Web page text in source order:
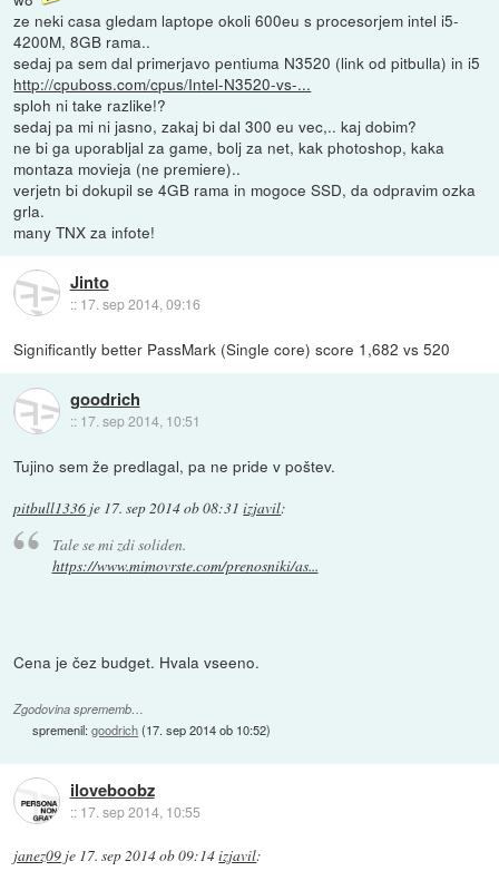
ze neki casa gledam laptope okoli 600eu s procesorjem intel i5-
4200M, 8GB rama..
sedaj pa sem dal primerjavo pentiuma N3520 (link od pitbulla) in i5
http://cpuboss.com/cpus/Intel-N3520-vs-...
sploh ni take razlike!?
sedaj pa mi ni jasno, zakaj bi dal 300 eu vec,.. kaj dobim?
ne bi ga uporabljal za game, bolj za net, kak photoshop, kaka
montaza movieja (ne premiere)..
verjetn bi dokupil se 4GB rama in mogoce SSD, da odpravim ozka
grla.
many TNX za infote!
Jinto
:: 17. sep 2014, 09:16
Significantly better PassMark (Single core) score 1,682 vs 520
goodrich
:: 17. sep 2014, 10:51
Tujino sem že predlagal, pa ne pride v poštev.
pitbull1336 je 17. sep 2014 ob 08:31 izjavil:
Tale se mi zdi soliden.
https://www.mimovrste.com/prenosniki/as...
Cena je čez budget. Hvala vseeno.
Zgodovina sprememb…
spremenil:goodrich(17. sep 2014 ob 10:52)
iloveboobz
:: 17. sep 2014, 10:55
janez09 je 17. sep 2014 ob 09:14izjavil: